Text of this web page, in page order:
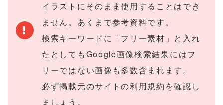
イラストにそのまま使用することはでき
ません。あくまで参考資料です。
検索キーワードに「フリー素材」と入れ
たとしてもGoogle画像検索結果にはフ
リーではない画像も多数含まれます。
必ず掲載元のサイトの利用規約を確認し
ましょう。